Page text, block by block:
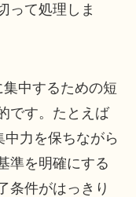
って処理しま
中するための短
です。たとえば
力を保ちながら
準を明確にする
条件がはっきり